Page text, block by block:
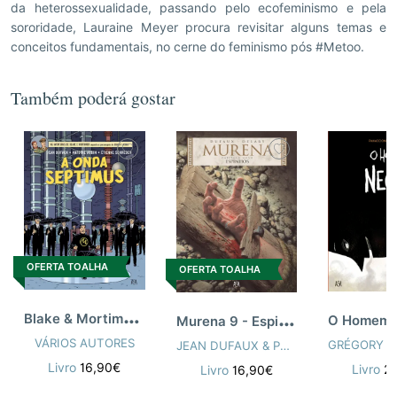
da heterossexualidade, passando pelo ecofeminismo e pela
sororidade, Lauraine Meyer procura revisitar alguns temas e
conceitos fundamentais, no cerne do feminismo pós #Metoo.
Também poderá gostar
OFERTA TOALHA
B
lake & Mortimer 22 - A Onda Septimus
VÁRIOS AUTORES
Livro16,90€
OFERTA TOALHA
M
urena 9 - Espinhos
JEAN DUFAUX & PHILIPPE DELABY
Livro 16,90€ Livro